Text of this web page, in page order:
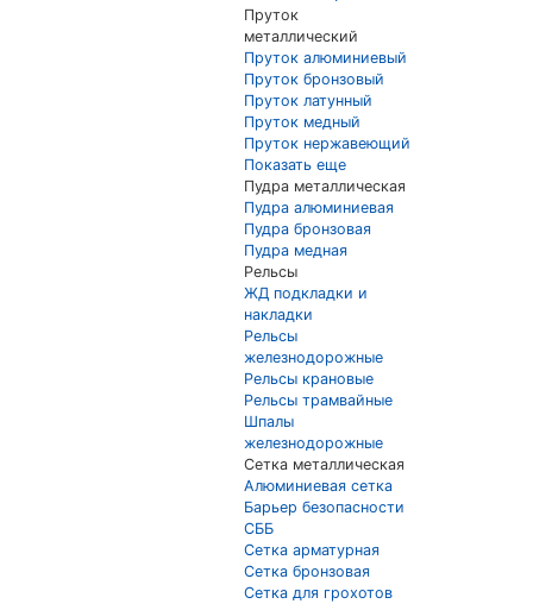
Пруток
металлический
Пруток алюминиевый
Пруток бронзовый
Пруток латунный
Пруток медный
Пруток нержавеющий
Показать еще
Пудра металлическая
Пудра алюминиевая
Пудра бронзовая
Пудра медная
Рельсы
ЖД подкладки и
накладки
Рельсы
железнодорожные
Рельсы крановые
Рельсы трамвайные
Шпалы
железнодорожные
Сетка металлическая
Алюминиевая сетка
Барьер безопасности
СББ
Сетка арматурная
Сетка бронзовая
Сетка для грохотов